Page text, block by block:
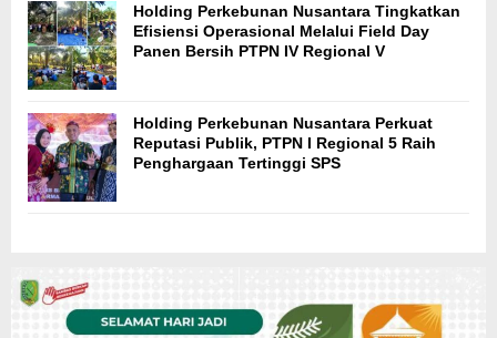
Holding Perkebunan Nusantara Tingkatkan
Efisiensi Operasional Melalui Field Day
Panen Bersih PTPN IV Regional V
Holding Perkebunan Nusantara Perkuat
Reputasi Publik, PTPN I Regional 5 Raih
Penghargaan Tertinggi SPS